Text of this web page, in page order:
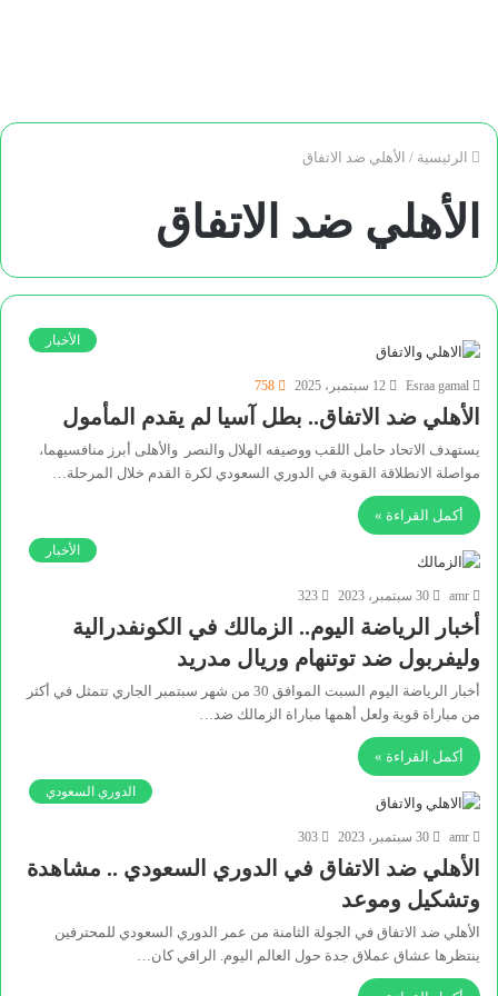
الرئيسية / الأهلي ضد الاتفاق
الأهلي ضد الاتفاق
الأخبار
Esraa gamal 12 سبتمبر، 2025 758
الأهلي ضد الاتفاق.. بطل آسيا لم يقدم المأمول
يستهدف الاتحاد حامل اللقب ووصيفه الهلال والنصر والأهلى أبرز منافسيهما،
مواصلة الانطلاقة القوية في الدوري السعودي لكرة القدم خلال المرحلة…
أكمل القراءة »
الأخبار
amr 30 سبتمبر، 2023 323
أخبار الرياضة اليوم.. الزمالك في الكونفدرالية
وليفربول ضد توتنهام وريال مدريد
أخبار الرياضة اليوم السبت الموافق 30 من شهر سبتمبر الجاري تتمثل في أكثر
من مباراة قوية ولعل أهمها مباراة الزمالك ضد…
أكمل القراءة »
الدوري السعودي
amr 30 سبتمبر، 2023 303
الأهلي ضد الاتفاق في الدوري السعودي .. مشاهدة
وتشكيل وموعد
الأهلي ضد الاتفاق في الجولة الثامنة من عمر الدوري السعودي للمحترفين
ينتظرها عشاق عملاق جدة حول العالم اليوم. الراقي كان…